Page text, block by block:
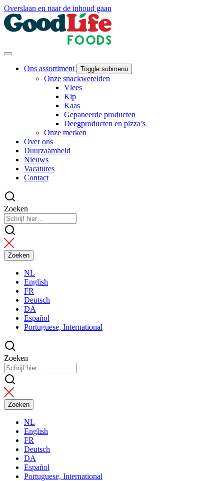
Overslaan en naar de inhoud gaan
Ons assortiment Toggle submenu
Onze snackwerelden
Vlees
Kip
Kaas
Gepaneerde producten
Deegproducten en pizza’s
Onze merken
Over ons
Duurzaamheid
Nieuws
Vacatures
Contact
Zoeken
NL
English
FR
Deutsch
DA
Español
Portuguese, International
Zoeken
NL
English
FR
Deutsch
DA
Español
Portuguese, International